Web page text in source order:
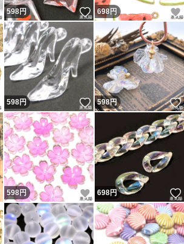
いいね！
598円 いいね！
698円
いいね！
598円 いいね！
598円
いいね！
598円 いいね！
698円